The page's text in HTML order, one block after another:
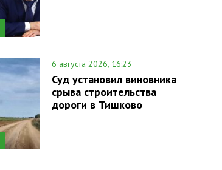
6 августа 2026, 16:23
Суд установил виновника
срыва строительства
дороги в Тишково